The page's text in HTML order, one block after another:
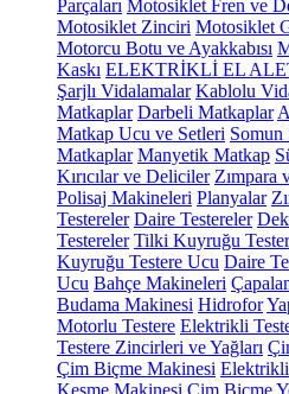
Parçaları Motosiklet Fren ve
Motosiklet Zinciri Motosiklet
Motorcu Botu ve Ayakkabısı
Kaskı ELEKTRİKLİ EL
Şarjlı Vidalamalar Kablolu
Matkaplar Darbeli Matkaplar
Matkap Ucu ve Setleri Somun
Matkaplar Manyetik Matkap
Kırıcılar ve Deliciler Zımpara
Polisaj Makineleri Planyalar
Testereler Daire Testereler
Testereler Tilki Kuyruğu
Kuyruğu Testere Ucu Daire
Ucu Bahçe Makineleri
Budama Makinesi Hidrofor
Motorlu Testere Elektrikli
Testere Zincirleri ve Yağları
Çim Biçme Makinesi
Kesme Makinesi Çim Biçme